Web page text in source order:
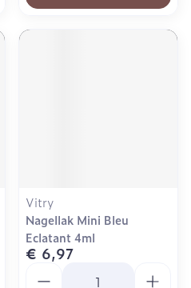
Vitry
Nagellak Mini Bleu
Eclatant 4ml
€ 6,97